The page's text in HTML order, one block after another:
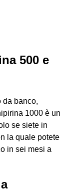
500 e
da banco,
1000 è un
se siete in
la quale potete
in sei mesi a